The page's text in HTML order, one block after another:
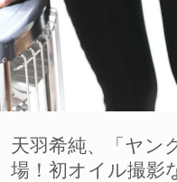
天羽希純、「ヤン
場！初オイル撮影